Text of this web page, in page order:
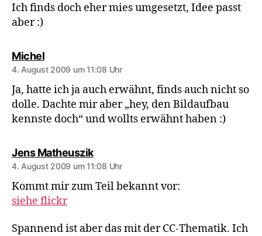
Ich finds doch eher mies umgesetzt, Idee passt
aber :)
Michelsagt:
4. August 2009 um 11:08 Uhr
Ja, hatte ich ja auch erwähnt, finds auch nicht so
dolle. Dachte mir aber „hey, den Bildaufbau
kennste doch“ und wollts erwähnt haben :)
Jens Matheusziksagt:
4. August 2009 um 11:08 Uhr
Kommt mir zum Teil bekannt vor:
siehe flickr
Spannend ist aber das mit der CC-Thematik. Ich